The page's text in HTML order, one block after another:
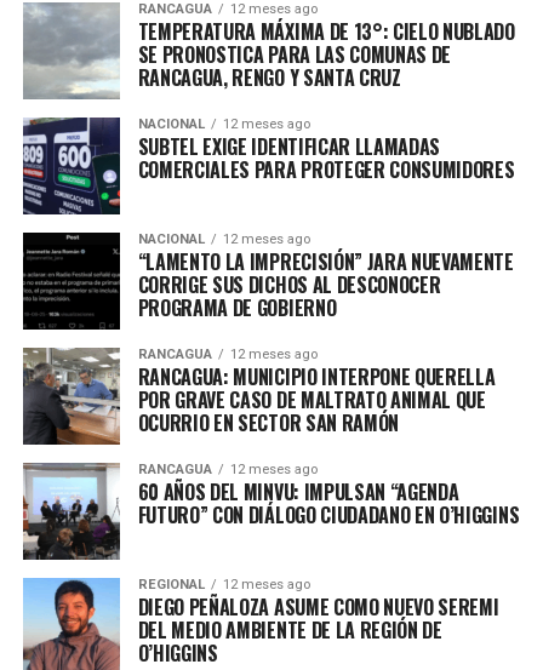
RANCAGUA 12 meses ago
TEMPERATURA MÁXIMA DE 13°: CIELO NUBLADO
SE PRONOSTICA PARA LAS COMUNAS DE
RANCAGUA, RENGO Y SANTA CRUZ
NACIONAL 12 meses ago
SUBTEL EXIGE IDENTIFICAR LLAMADAS
COMERCIALES PARA PROTEGER CONSUMIDORES
NACIONAL 12 meses ago
“LAMENTO LA IMPRECISIÓN” JARA NUEVAMENTE
CORRIGE SUS DICHOS AL DESCONOCER
PROGRAMA DE GOBIERNO
RANCAGUA 12 meses ago
RANCAGUA: MUNICIPIO INTERPONE QUERELLA
POR GRAVE CASO DE MALTRATO ANIMAL QUE
OCURRIO EN SECTOR SAN RAMÓN
RANCAGUA 12 meses ago
60 AÑOS DEL MINVU: IMPULSAN “AGENDA
FUTURO” CON DIÁLOGO CIUDADANO EN O’HIGGINS
REGIONAL 12 meses ago
DIEGO PEÑALOZA ASUME COMO NUEVO SEREMI
DEL MEDIO AMBIENTE DE LA REGIÓN DE
O’HIGGINS